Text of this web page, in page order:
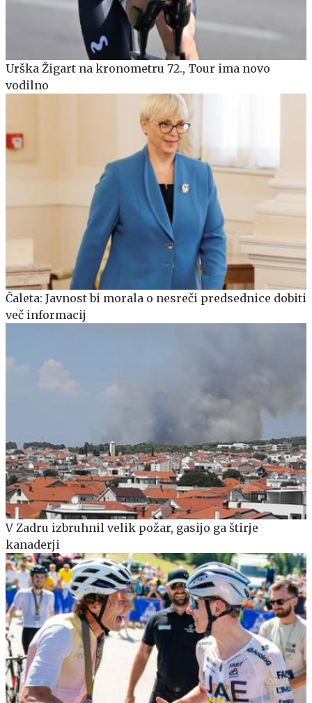
Urška Žigart na kronometru 72., Tour ima novo
vodilno
Čaleta: Javnost bi morala o nesreči predsednice dobiti
več informacij
V Zadru izbruhnil velik požar, gasijo ga štirje
kanaderji